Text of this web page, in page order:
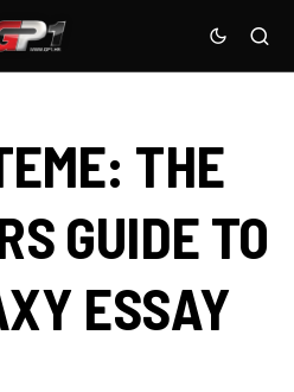
THE
GUIDE TO
ESSAY